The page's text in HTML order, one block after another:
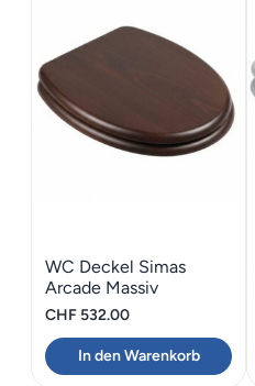
WC Deckel Simas
Arcade Massiv
Nussbaum
CHF 532.00
In den Warenkorb